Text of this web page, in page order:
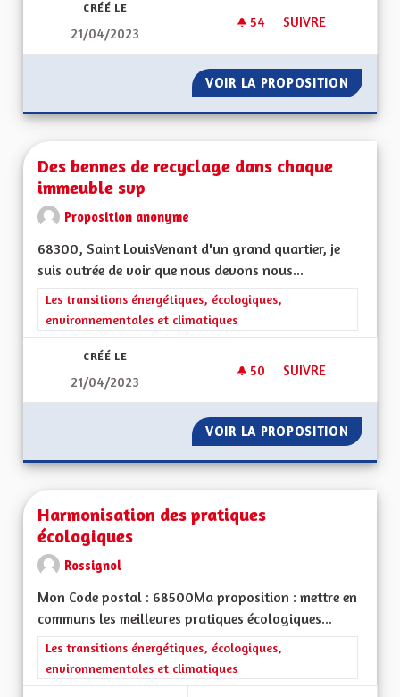
CRÉÉ LE
21/04/2023
54 54 ABONNÉS
SUIVRE
VOIR LA PROPOSITION UNE
Des bennes de recyclage dans chaque
immeuble svp
Proposition anonyme
68300, Saint LouisVenant d'un grand quartier, je
suis outrée de voir que nous devons nous...
Filtrer les résultats de la catégorie : Les transitions
Les transitions énergétiques, écologiques,
environnementales et climatiques
CRÉÉ LE
21/04/2023
50 50 ABONNÉS
SUIVRE
VOIR LA PROPOSITION DES
Harmonisation des pratiques
écologiques
Rossignol
Mon Code postal : 68500Ma proposition : mettre en
communs les meilleures pratiques écologiques...
Filtrer les résultats de la catégorie : Les transitions
Les transitions énergétiques, écologiques,
environnementales et climatiques